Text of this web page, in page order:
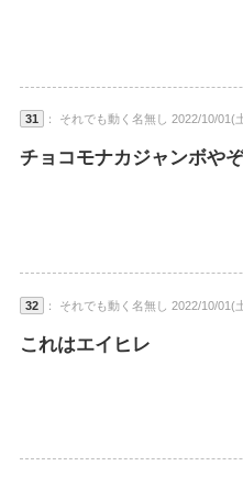
31 ： それでも動く名無し 2022/10/
チョコモナカジャンボやぞ
32 ： それでも動く名無し 2022/10/
これはエイヒレ